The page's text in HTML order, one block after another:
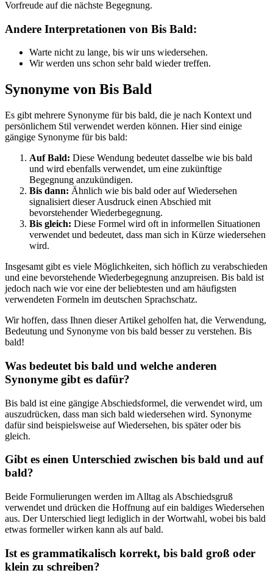
Vorfreude auf die nächste Begegnung.
Andere Interpretationen von Bis Bald:
Warte nicht zu lange, bis wir uns wiedersehen.
Wir werden uns schon sehr bald wieder treffen.
Synonyme von Bis Bald
Es gibt mehrere Synonyme für bis bald, die je nach Kontext und
persönlichem Stil verwendet werden können. Hier sind einige
gängige Synonyme für bis bald:
Auf Bald: Diese Wendung bedeutet dasselbe wie bis bald
und wird ebenfalls verwendet, um eine zukünftige
Begegnung anzukündigen.
Bis dann: Ähnlich wie bis bald oder auf Wiedersehen
signalisiert dieser Ausdruck einen Abschied mit
bevorstehender Wiederbegegnung.
Bis gleich: Diese Formel wird oft in informellen Situationen
verwendet und bedeutet, dass man sich in Kürze wiedersehen
wird.
Insgesamt gibt es viele Möglichkeiten, sich höflich zu verabschieden
und eine bevorstehende Wiederbegegnung anzupreisen. Bis bald ist
jedoch nach wie vor eine der beliebtesten und am häufigsten
verwendeten Formeln im deutschen Sprachschatz.
Wir hoffen, dass Ihnen dieser Artikel geholfen hat, die Verwendung,
Bedeutung und Synonyme von bis bald besser zu verstehen. Bis
bald!
Was bedeutet bis bald und welche anderen
Synonyme gibt es dafür?
Bis bald ist eine gängige Abschiedsformel, die verwendet wird, um
auszudrücken, dass man sich bald wiedersehen wird. Synonyme
dafür sind beispielsweise auf Wiedersehen, bis später oder bis
gleich.
Gibt es einen Unterschied zwischen bis bald und auf
bald?
Beide Formulierungen werden im Alltag als Abschiedsgruß
verwendet und drücken die Hoffnung auf ein baldiges Wiedersehen
aus. Der Unterschied liegt lediglich in der Wortwahl, wobei bis bald
etwas formeller wirken kann als auf bald.
Ist es grammatikalisch korrekt, bis bald groß oder
klein zu schreiben?